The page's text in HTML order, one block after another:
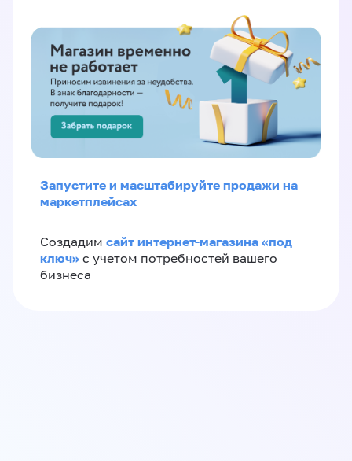
Запустите и масштабируйте продажи на
маркетплейсах
Создадим сайт интернет-магазина «под
ключ» с учетом потребностей вашего
бизнеса